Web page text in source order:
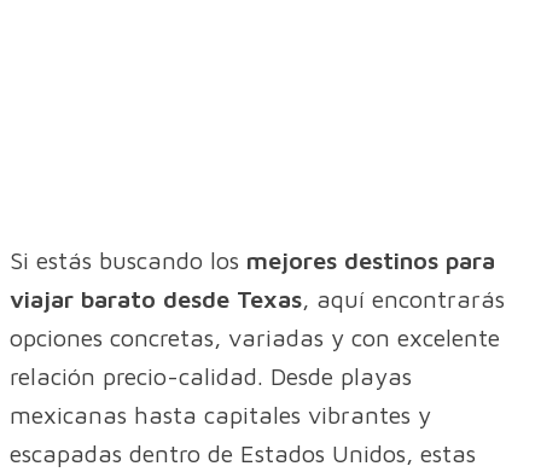
Si estás buscando los mejores destinos para
viajar barato desde Texas, aquí encontrarás
opciones concretas, variadas y con excelente
relación precio-calidad. Desde playas
mexicanas hasta capitales vibrantes y
escapadas dentro de Estados Unidos, estas